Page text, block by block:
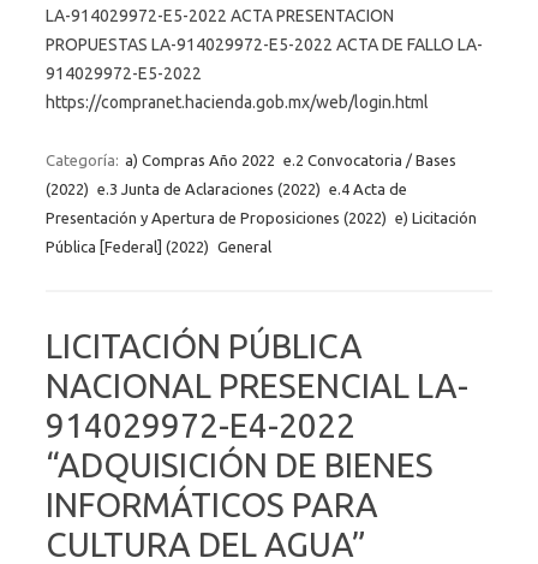
LA-914029972-E5-2022 ACTA PRESENTACION
PROPUESTAS LA-914029972-E5-2022 ACTA DE FALLO LA-
914029972-E5-2022
https://compranet.hacienda.gob.mx/web/login.html
Categoría: a) Compras Año 2022 e.2 Convocatoria / Bases
(2022) e.3 Junta de Aclaraciones (2022) e.4 Acta de
Presentación y Apertura de Proposiciones (2022) e) Licitación
Pública [Federal] (2022) General
LICITACIÓN PÚBLICA
NACIONAL PRESENCIAL LA-
914029972-E4-2022
“ADQUISICIÓN DE BIENES
INFORMÁTICOS PARA
CULTURA DEL AGUA”